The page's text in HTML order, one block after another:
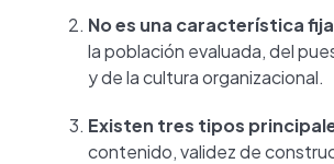
No es una característica fija
la población evaluada, del
y de la cultura organizacional.
Existen tres tipos
contenido, validez de